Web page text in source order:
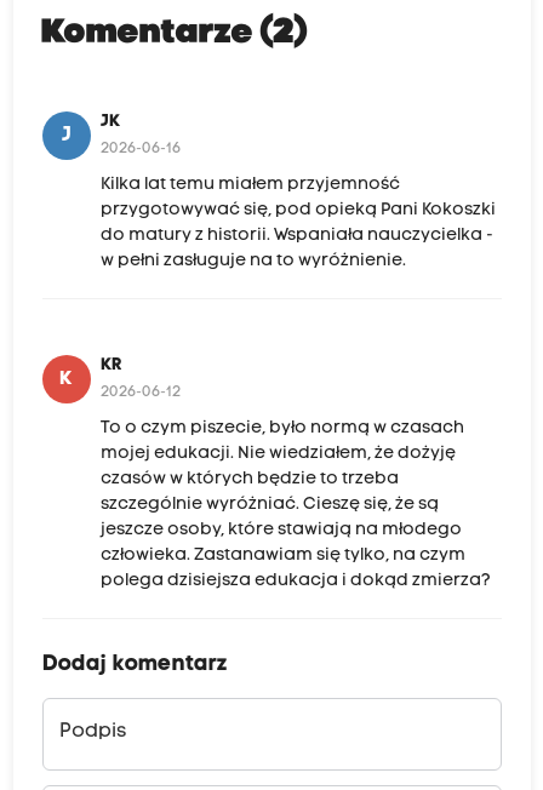
Komentarze (2)
J
JK
2026-06-16
Kilka lat temu miałem przyjemność
przygotowywać się, pod opieką Pani Kokoszki
do matury z historii. Wspaniała nauczycielka -
w pełni zasługuje na to wyróżnienie.
K
KR
2026-06-12
To o czym piszecie, było normą w czasach
mojej edukacji. Nie wiedziałem, że dożyję
czasów w których będzie to trzeba
szczególnie wyróżniać. Cieszę się, że są
jeszcze osoby, które stawiają na młodego
człowieka. Zastanawiam się tylko, na czym
polega dzisiejsza edukacja i dokąd zmierza?
Dodaj komentarz
Podpis